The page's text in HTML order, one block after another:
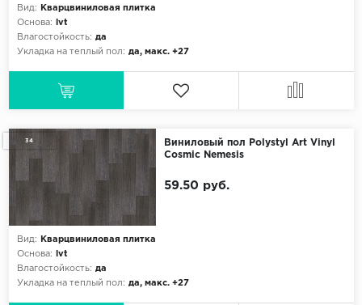
Вид:
Кварцвиниловая плитка
Основа:
lvt
Влагостойкость: да
Укладка на теплый пол: да, макс. +27
34
Виниловый пол Polystyl Art Vinyl
Cosmic Nemesis
Вид:
Кварцвиниловая плитка
Основа:
lvt
Влагостойкость: да
Укладка на теплый пол: да, макс. +27
59.50 руб.